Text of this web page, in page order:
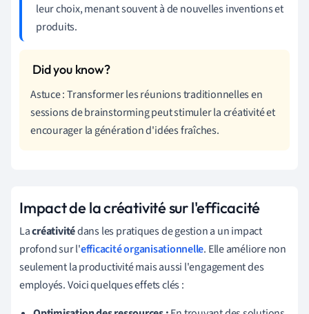
leur choix, menant souvent à de nouvelles inventions et
produits.
Astuce : Transformer les réunions traditionnelles en
sessions de brainstorming peut stimuler la créativité et
encourager la génération d'idées fraîches.
Impact de la créativité sur l'efficacité
Lacréativitédans les pratiques de gestion a un impact
profond sur l'efficacité organisationnelle. Elle améliore non
seulement la productivité mais aussi l'engagement des
employés. Voici quelques effets clés :